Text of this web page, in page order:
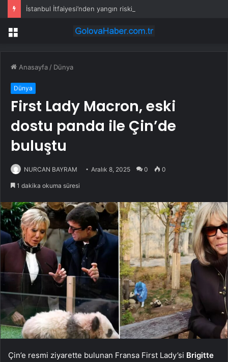
İstanbul İtfaiyesi’nden yangın riskine karşı videolu uyarı
Menü
Anasayfa / Dünya
Dünya
First Lady Macron, eski
dostu panda ile Çin’de
buluştu
NURCAN BAYRAM Aralık 8, 2025 0 0
1 dakika okuma süresi
Çin’e resmi ziyarette bulunan Fransa First Lady’si Brigitte